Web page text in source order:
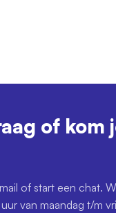
of kom
of start een chat.
van maandag t/m